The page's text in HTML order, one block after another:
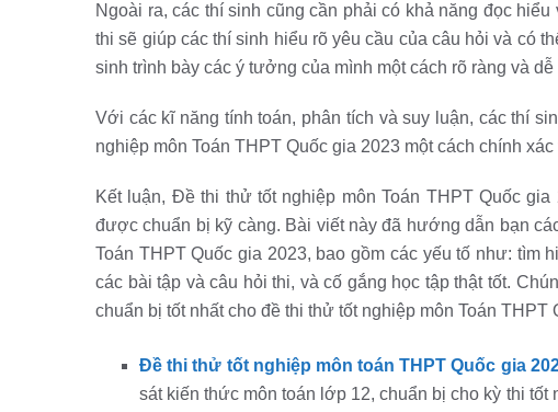
Ngoài ra, các thí sinh cũng cần phải có khả năng đọc
thi sẽ giúp các thí sinh hiểu rõ yêu cầu của câu hỏi và có
sinh trình bày các ý tưởng của mình một cách rõ ràng và dễ
Với các kĩ năng tính toán, phân tích và suy luận, các thí
nghiệp môn Toán THPT Quốc gia 2023 một cách chính xác
Kết luận, Đề thi thử tốt nghiệp môn Toán THPT Quốc
được chuẩn bị kỹ càng. Bài viết này đã hướng dẫn bạn
Toán THPT Quốc gia 2023, bao gồm các yếu tố như: tìm
các bài tập và câu hỏi thi, và cố gắng học tập thật tốt.
chuẩn bị tốt nhất cho đề thi thử tốt nghiệp môn Toán THPT
Đề thi thử tốt nghiệp môn toán THPT Quốc gia
sát kiến thức môn toán lớp 12, chuẩn bị cho kỳ thi